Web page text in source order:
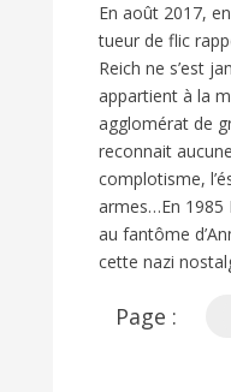
En août 2017,
tueur de flic
Reich ne s’est
appartient à la
agglomérat de
reconnait
complotisme,
armes…En 1985
au fantôme
cette nazi
Page :